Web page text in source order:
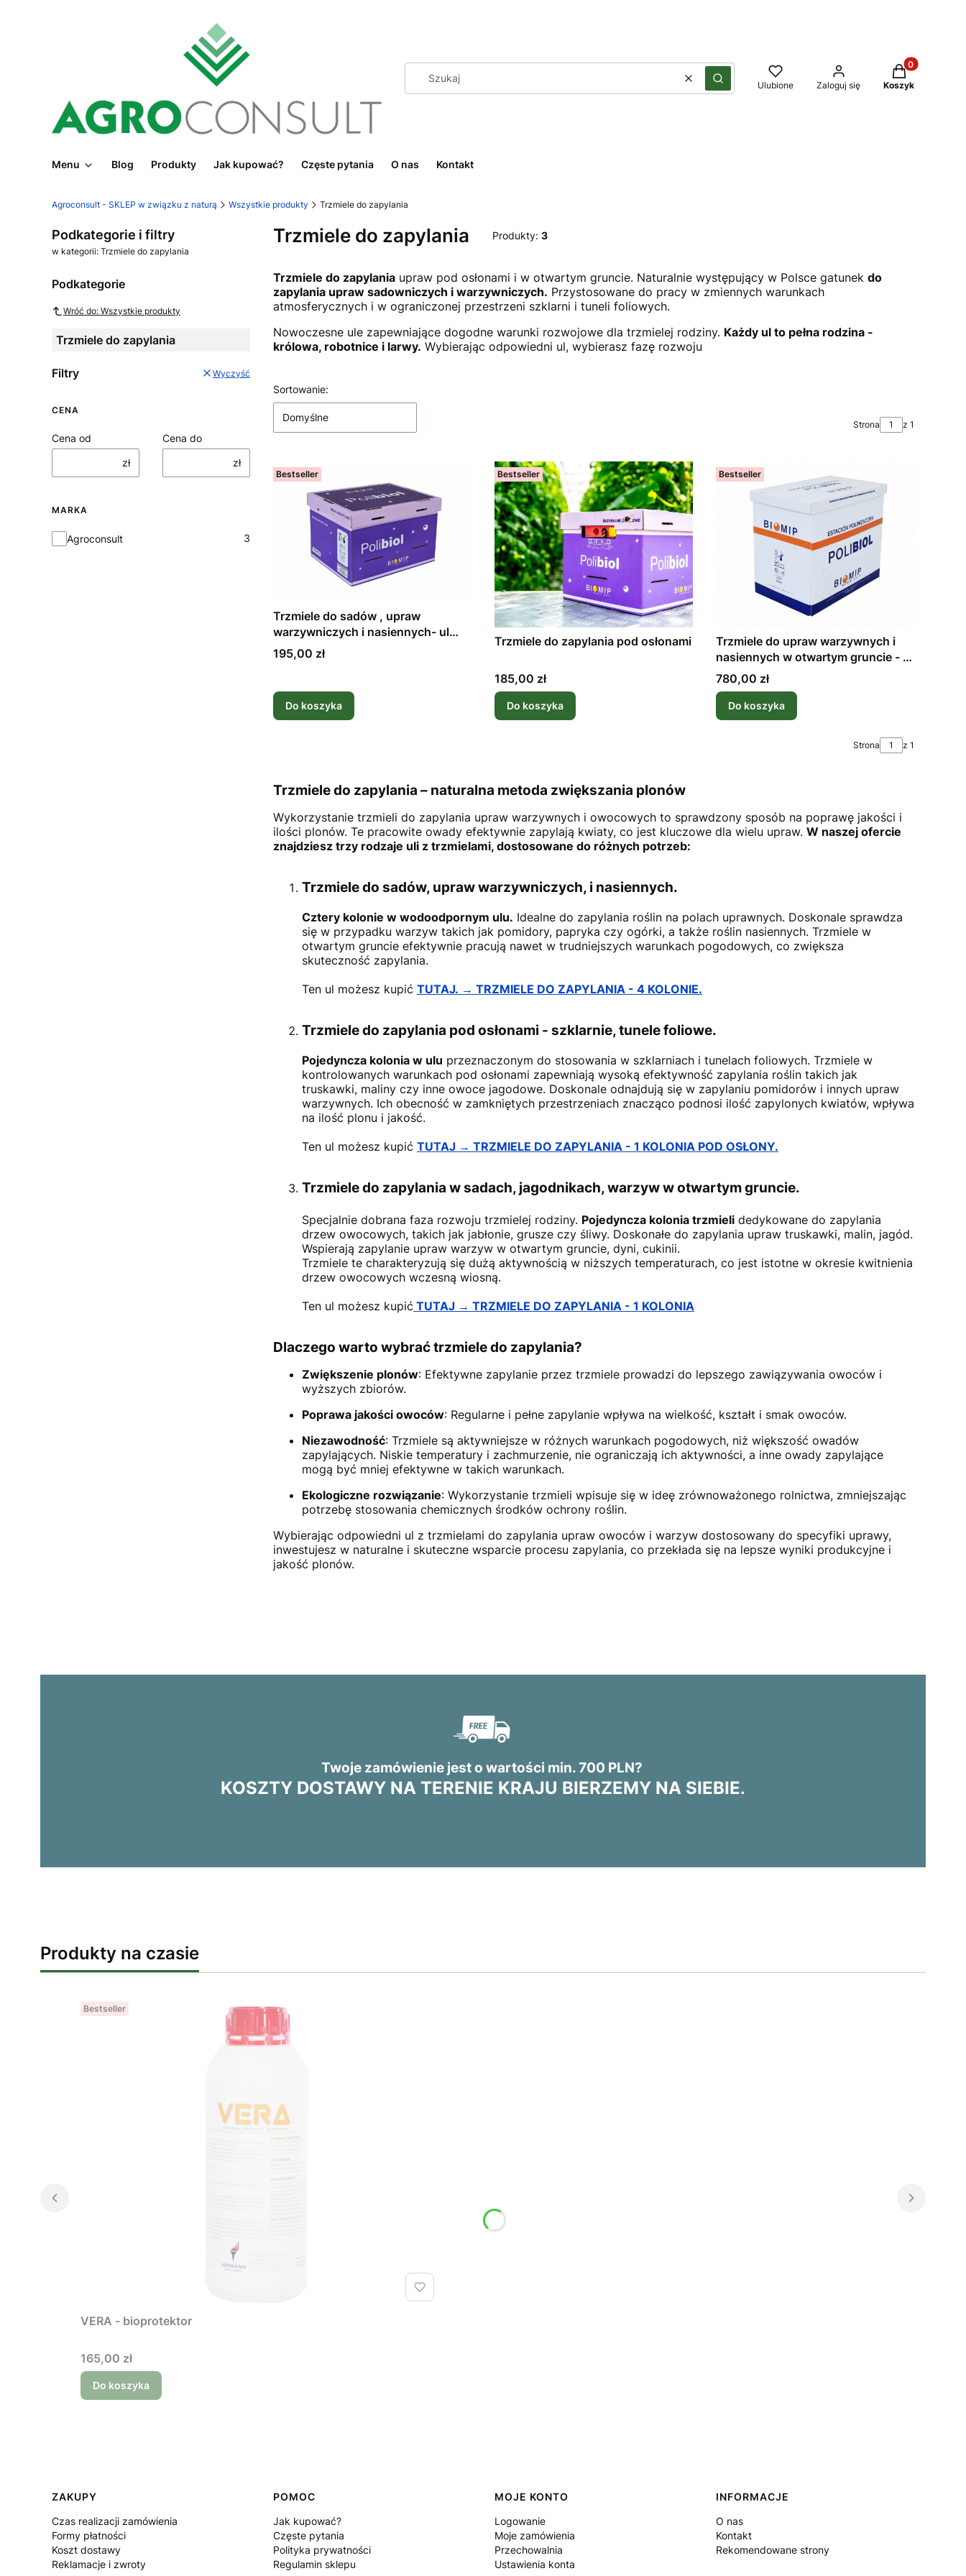
WyczyśćSzukaj Ulubione Zaloguj się
Produkty w
Koszyk
Menu Blog Produkty Jak kupować? Częste pytania O nas Kontakt
Agroconsult - SKLEP w związku z naturą Wszystkie produkty Trzmiele do zapylania
Podkategorie i filtry
w kategorii: Trzmiele do zapylania
Podkategorie
Wróć do: Wszystkie produkty
Trzmiele do zapylania
Filtry Wyczyść
CENA
Cena od
zł
Cena do
zł
MARKA
Marka
Agroconsult 3
Trzmiele do zapylania Produkty: 3
Trzmiele do zapylania upraw pod osłonami i w otwartym gruncie. Naturalnie występujący w Polsce gatunek do
zapylania upraw sadowniczych i warzywniczych. Przystosowane do pracy w zmiennych warunkach
atmosferycznych i w ograniczonej przestrzeni szklarni i tuneli foliowych.
Nowoczesne ule zapewniające dogodne warunki rozwojowe dla trzmielej rodziny. Każdy ul to pełna rodzina -
królowa, robotnice i larwy. Wybierając odpowiedni ul, wybierasz fazę rozwoju
Lista produktów
Sortowanie:
Domyślne
Strona z 1
Bestseller
Trzmiele do sadów , upraw
warzywniczych i nasiennych- ul
pojedynczy
Cena
195,00 zł
Do koszyka
Bestseller
Trzmiele do zapylania pod osłonami
Cena
185,00 zł
Do koszyka
Bestseller
Trzmiele do upraw warzywnych i
nasiennych w otwartym gruncie - 4
kolonie w wodoodpornym
Cena
780,00 zł
Do koszyka
Strona z 1
Trzmiele do zapylania – naturalna metoda zwiększania plonów
Wykorzystanie trzmieli do zapylania upraw warzywnych i owocowych to sprawdzony sposób na poprawę jakości i
ilości plonów. Te pracowite owady efektywnie zapylają kwiaty, co jest kluczowe dla wielu upraw. W naszej ofercie
znajdziesz trzy rodzaje uli z trzmielami, dostosowane do różnych potrzeb:
Trzmiele do sadów, upraw warzywniczych, i nasiennych.
Cztery kolonie w wodoodpornym ulu. Idealne do zapylania roślin na polach uprawnych. Doskonale sprawdza
się w przypadku warzyw takich jak pomidory, papryka czy ogórki, a także roślin nasiennych. Trzmiele w
otwartym gruncie efektywnie pracują nawet w trudniejszych warunkach pogodowych, co zwiększa
skuteczność zapylania.
Ten ul możesz kupić TUTAJ. → TRZMIELE DO ZAPYLANIA - 4 KOLONIE.
Trzmiele do zapylania pod osłonami - szklarnie, tunele foliowe.
Pojedyncza kolonia w ulu przeznaczonym do stosowania w szklarniach i tunelach foliowych. Trzmiele w
kontrolowanych warunkach pod osłonami zapewniają wysoką efektywność zapylania roślin takich jak
truskawki, maliny czy inne owoce jagodowe. Doskonale odnajdują się w zapylaniu pomidorów i innych upraw
warzywnych. Ich obecność w zamkniętych przestrzeniach znacząco podnosi ilość zapylonych kwiatów, wpływa
na ilość plonu i jakość.
Ten ul możesz kupić TUTAJ → TRZMIELE DO ZAPYLANIA - 1 KOLONIA POD OSŁONY.
Trzmiele do zapylania w sadach, jagodnikach, warzyw w otwartym gruncie.
Specjalnie dobrana faza rozwoju trzmielej rodziny. Pojedyncza kolonia trzmieli dedykowane do zapylania
drzew owocowych, takich jak jabłonie, grusze czy śliwy. Doskonałe do zapylania upraw truskawki, malin, jagód.
Wspierają zapylanie upraw warzyw w otwartym gruncie, dyni, cukinii.
Trzmiele te charakteryzują się dużą aktywnością w niższych temperaturach, co jest istotne w okresie kwitnienia
drzew owocowych wczesną wiosną.
Ten ul możesz kupić TUTAJ → TRZMIELE DO ZAPYLANIA - 1 KOLONIA
Dlaczego warto wybrać trzmiele do zapylania?
Zwiększenie plonów: Efektywne zapylanie przez trzmiele prowadzi do lepszego zawiązywania owoców i
wyższych zbiorów.
Poprawa jakości owoców: Regularne i pełne zapylanie wpływa na wielkość, kształt i smak owoców.
Niezawodność: Trzmiele są aktywniejsze w różnych warunkach pogodowych, niż większość owadów
zapylających. Niskie temperatury i zachmurzenie, nie ograniczają ich aktywności, a inne owady zapylające
mogą być mniej efektywne w takich warunkach.
Ekologiczne rozwiązanie: Wykorzystanie trzmieli wpisuje się w ideę zrównoważonego rolnictwa, zmniejszając
potrzebę stosowania chemicznych środków ochrony roślin.
Wybierając odpowiedni ul z trzmielami do zapylania upraw owoców i warzyw dostosowany do specyfiki uprawy,
inwestujesz w naturalne i skuteczne wsparcie procesu zapylania, co przekłada się na lepsze wyniki produkcyjne i
jakość plonów.
Twoje zamówienie jest o wartości min. 700 PLN?
KOSZTY DOSTAWY NA TERENIE KRAJU BIERZEMY NA SIEBIE.
Produkty na czasie
Bestseller
VERA - bioprotektor
Cena
165,00 zł
Do koszyka
Linki w stopce
ZAKUPY
Czas realizacji zamówienia
Formy płatności
Koszt dostawy
Reklamacje i zwroty
POMOC
Jak kupować?
Częste pytania
Polityka prywatności
Regulamin sklepu
MOJE KONTO
Logowanie
Moje zamówienia
Przechowalnia
Ustawienia konta
INFORMACJE
O nas
Kontakt
Rekomendowane strony